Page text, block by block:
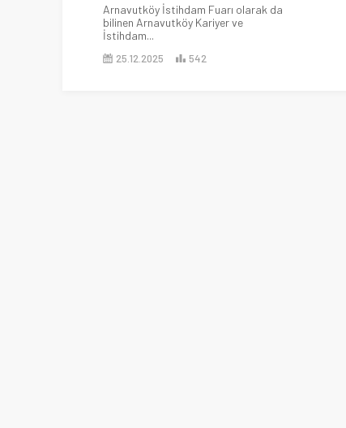
Arnavutköy İstihdam Fuarı olarak da
bilinen Arnavutköy Kariyer ve
İstihdam...
25.12.2025 542